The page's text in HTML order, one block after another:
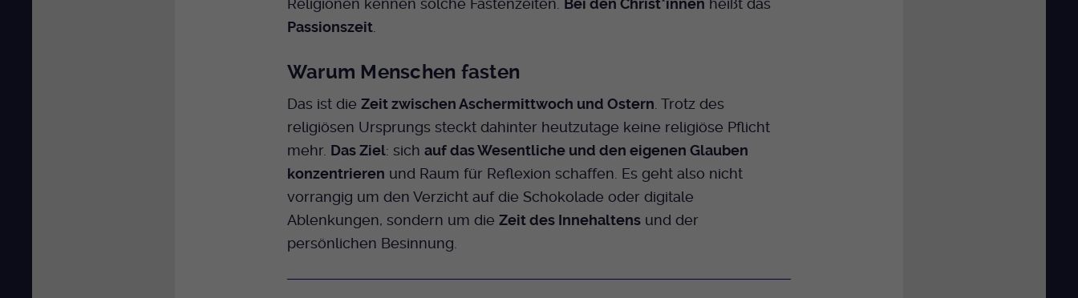
Religionen kennen solche Fastenzeiten. Bei den Christ*innen heißt das
Passionszeit.
Warum Menschen fasten
Das ist die Zeit zwischen Aschermittwoch und Ostern. Trotz des
religiösen Ursprungs steckt dahinter heutzutage keine religiöse Pflicht
mehr. Das Ziel: sich auf das Wesentliche und den eigenen Glauben
konzentrieren und Raum für Reflexion schaffen. Es geht also nicht
vorrangig um den Verzicht auf die Schokolade oder digitale
Ablenkungen, sondern um die Zeit des Innehaltensund der
persönlichen Besinnung.
Laufzeit Ende der Sitzung
die PHP session() Methode benutzt wird.
uid
Anbieter EKHN
Laufzeit Ende der Sitzung
Zweck
Notwendig zum sicheren Betrieb der
Anbieter
Laufzeit 1 Jahr
Speicherung der Cookie Constent
Einstellungen
Spotify
Giphy
TikTok